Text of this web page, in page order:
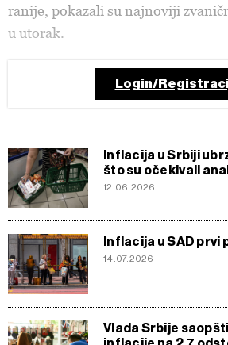
ranije, pokazali su najnoviji
u utorak.
Login/
Inflacija u Srbiji
što su očekivali
12.06.2026
Inflacija u SAD prvi
14.07.2026
Vlada Srbije